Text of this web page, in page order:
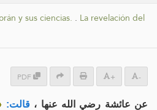
y sus ciencias. . La revelación del
PDF + -
عن عائشة رضي الله عنها ، قالت: